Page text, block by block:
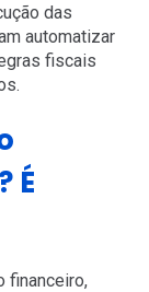
das
automatizar
fiscais
É
financeiro,